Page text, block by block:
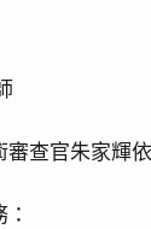
查官朱家輝